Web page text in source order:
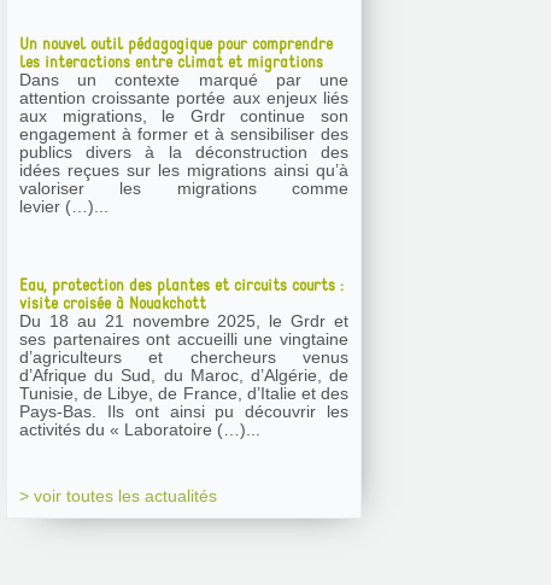
Un nouvel outil pédagogique pour comprendre
les interactions entre climat et migrations
Dans un contexte marqué par une
attention croissante portée aux enjeux liés
aux migrations, le Grdr continue son
engagement à former et à sensibiliser des
publics divers à la déconstruction des
idées reçues sur les migrations ainsi qu’à
valoriser les migrations comme
levier (…)...
Eau, protection des plantes et circuits courts :
visite croisée à Nouakchott
Du 18 au 21 novembre 2025, le Grdr et
ses partenaires ont accueilli une vingtaine
d’agriculteurs et chercheurs venus
d’Afrique du Sud, du Maroc, d’Algérie, de
Tunisie, de Libye, de France, d’Italie et des
Pays-Bas. Ils ont ainsi pu découvrir les
activités du « Laboratoire (…)...
> voir toutes les actualités